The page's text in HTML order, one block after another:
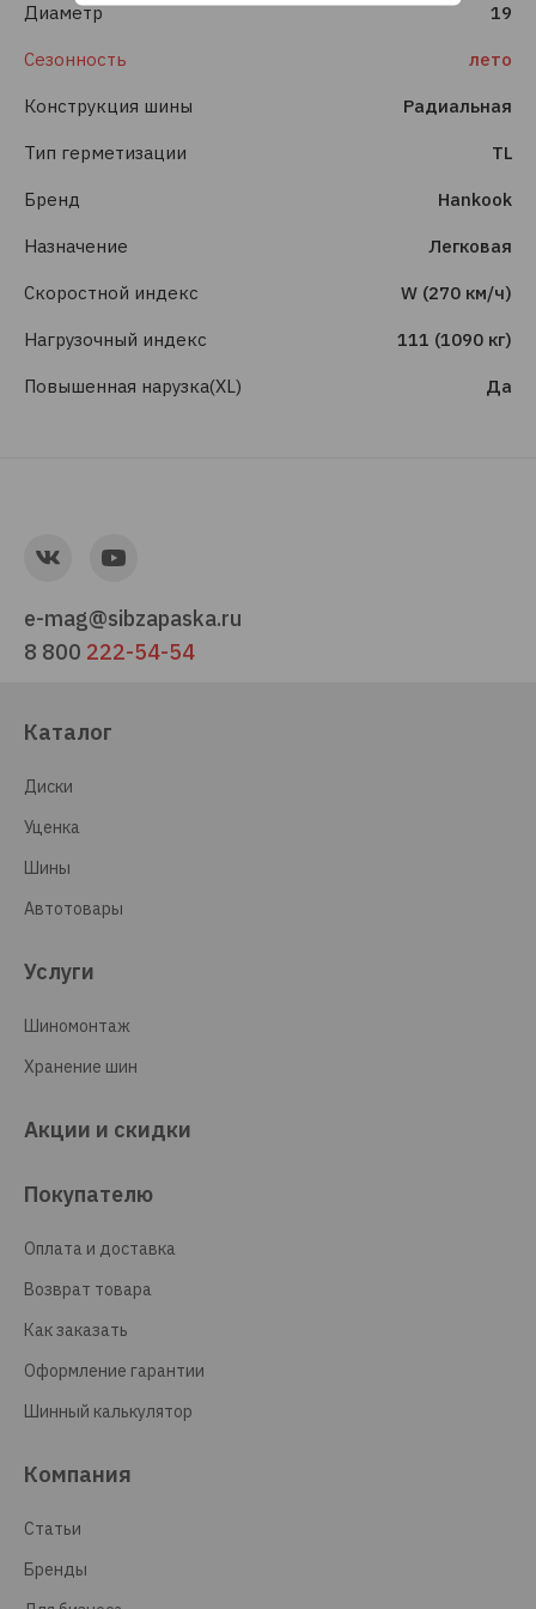
Диаметр 19
Сезонность лето
Конструкция шины Радиальная
Тип герметизации TL
Бренд Hankook
Назначение Легковая
Скоростной индекс W (270 км/ч)
Нагрузочный индекс 111 (1090 кг)
Повышенная нарузка(XL) Да
e-mag@sibzapaska.ru
8 800 222-54-54
Каталог
Диски
Уценка
Шины
Автотовары
Услуги
Шиномонтаж
Хранение шин
Акции и скидки
Покупателю
Оплата и доставка
Возврат товара
Как заказать
Оформление гарантии
Шинный калькулятор
Компания
Статьи
Бренды